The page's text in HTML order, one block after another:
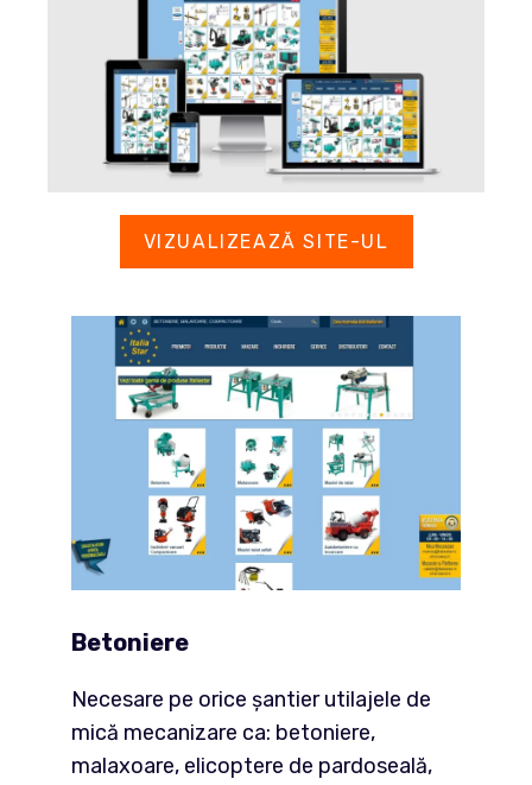
VIZUALIZEAZĂ SITE-UL
Betoniere
Necesare pe orice șantier utilajele de
mică mecanizare ca: betoniere,
malaxoare, elicoptere de pardoseală,